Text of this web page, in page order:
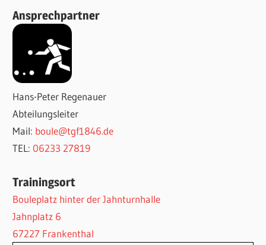
Ansprechpartner
Hans-Peter Regenauer
Abteilungsleiter
Mail: boule@tgf1846.de
TEL: 06233 27819
Trainingsort
Bouleplatz hinter der Jahnturnhalle
Jahnplatz 6
67227 Frankenthal